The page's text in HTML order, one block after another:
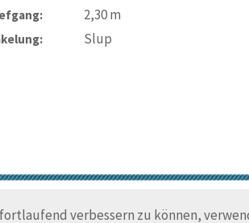
verbessern zu können,
2,30m
Slup